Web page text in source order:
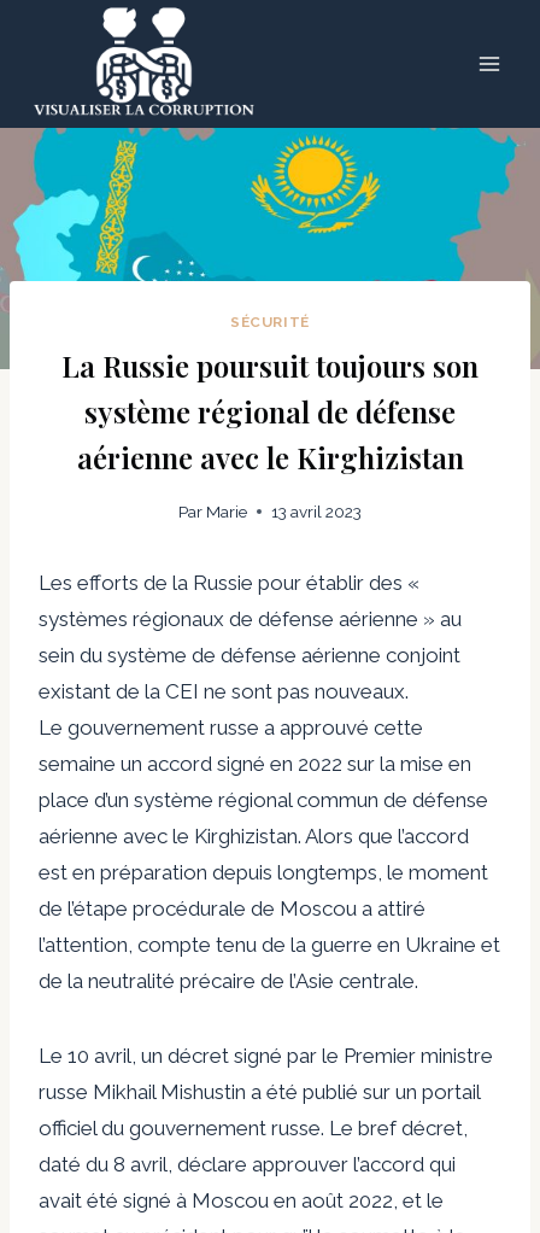
SÉCURITÉ
La Russie poursuit toujours son
système régional de défense
aérienne avec le Kirghizistan
Par Marie 13 avril 2023
Les efforts de la Russie pour établir des «
systèmes régionaux de défense aérienne » au
sein du système de défense aérienne conjoint
existant de la CEI ne sont pas nouveaux.
Le gouvernement russe a approuvé cette
semaine un accord signé en 2022 sur la mise en
place d’un système régional commun de défense
aérienne avec le Kirghizistan. Alors que l’accord
est en préparation depuis longtemps, le moment
de l’étape procédurale de Moscou a attiré
l’attention, compte tenu de la guerre en Ukraine et
de la neutralité précaire de l’Asie centrale.
Le 10 avril, un décret signé par le Premier ministre
russe Mikhail Mishustin a été publié sur un portail
officiel du gouvernement russe. Le bref décret,
daté du 8 avril, déclare approuver l’accord qui
avait été signé à Moscou en août 2022, et le